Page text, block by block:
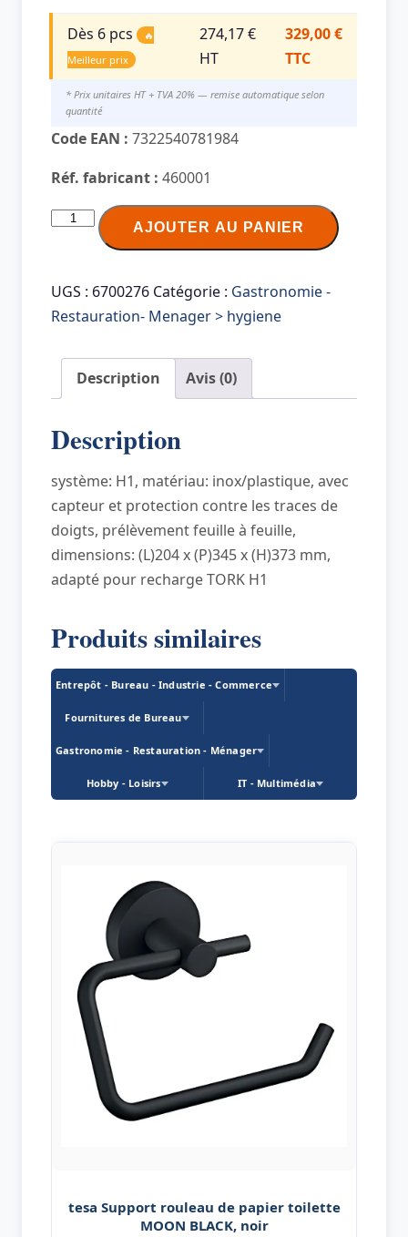
Dès 6 pcs
🔥
Meilleur prix
274,17 €
HT
329,00 €
TTC
* Prix unitaires HT + TVA 20% — remise automatique selon
quantité
Code EAN : 7322540781984
Réf. fabricant : 460001
quantité
Matic
Distributeur
mains
IMAGE
AJOUTER AU PANIER
UGS : 6700276 Catégorie : Gastronomie -
Restauration- Menager > hygiene
Description Avis (0)
Description
système: H1, matériau: inox/plastique, avec
capteur et protection contre les traces de
doigts, prélèvement feuille à feuille,
dimensions: (L)204 x (P)345 x (H)373 mm,
adapté pour recharge TORK H1
Produits similaires
Entrepôt - Bureau - Industrie - Commerce
Fournitures de Bureau
Gastronomie - Restauration - Ménager
Hobby - Loisirs IT - Multimédia
tesa Support rouleau de papier toilette
MOON BLACK, noir